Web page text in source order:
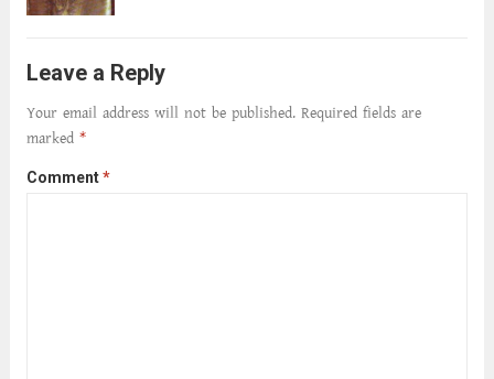
Leave a Reply
Your email address will not be published. Required fields are
marked *
Comment*